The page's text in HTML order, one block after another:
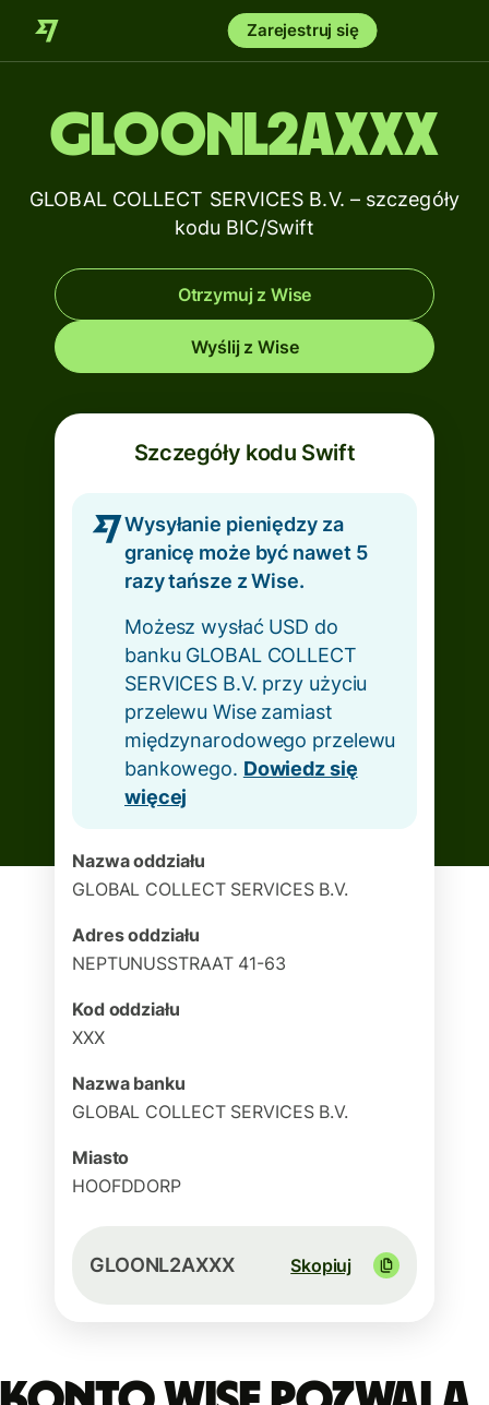
Zarejestruj się
GLOONL2AXXX
GLOBAL COLLECT SERVICES B.V. – szczegóły
kodu BIC/Swift
Otrzymuj z Wise
Wyślij z Wise
Szczegóły kodu Swift
Wysyłanie pieniędzy za
granicę może być nawet 5
razy tańsze z Wise.
Możesz wysłać USD do
banku GLOBAL COLLECT
SERVICES B.V. przy użyciu
przelewu Wise zamiast
międzynarodowego przelewu
bankowego. Dowiedz się
więcej
Nazwa oddziału
GLOBAL COLLECT SERVICES B.V.
Adres oddziału
NEPTUNUSSTRAAT 41-63
Kod oddziału
XXX
Nazwa banku
GLOBAL COLLECT SERVICES B.V.
Miasto
HOOFDDORP
GLOONL2AXXX Skopiuj